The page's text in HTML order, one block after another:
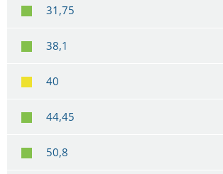
31,75
38,1
40
44,45
50,8